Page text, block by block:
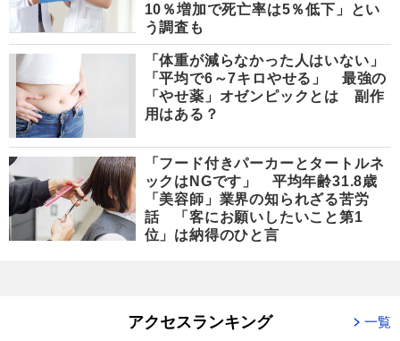
10％増加で死亡率は5％低下」とい
う調査も
「体重が減らなかった人はいない」
「平均で6～7キロやせる」 最強の
「やせ薬」オゼンピックとは 副作
用はある？
「フード付きパーカーとタートルネ
ックはNGです」 平均年齢31.8歳
「美容師」業界の知られざる苦労
話 「客にお願いしたいこと第1
位」は納得のひと言
アクセスランキング 一覧